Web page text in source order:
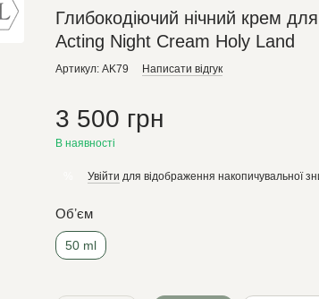
Глибокодіючий нічний крем
Acting Night Cream Holy Land
Артикул: AK79 Написати відгук
3 500 грн
В наявності
Увійти для відображення накопичувальної
Обʼєм
50 ml